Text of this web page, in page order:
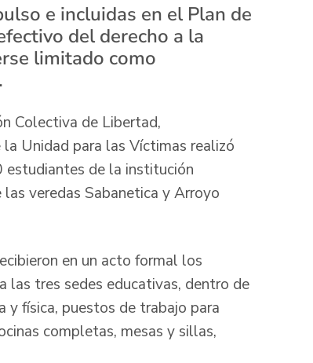
e incluidas en el Plan de
del derecho a la
limitado como
Colectiva de Libertad,
Unidad para las Víctimas realizó
estudiantes de la institución
veredas Sabanetica y Arroyo
en un acto formal los
las tres sedes educativas, dentro de
y física, puestos de trabajo para
completas, mesas y sillas,